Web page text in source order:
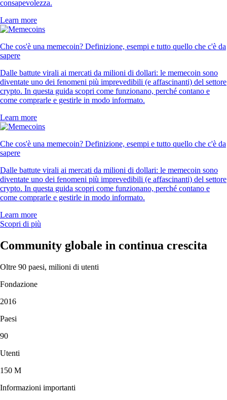
consapevolezza.
Learn more
Che cos'è una memecoin? Definizione, esempi e tutto quello che c'è da
sapere
Dalle battute virali ai mercati da milioni di dollari: le memecoin sono
diventate uno dei fenomeni più imprevedibili (e affascinanti) del settore
crypto. In questa guida scopri come funzionano, perché contano e
come comprarle e gestirle in modo informato.
Learn more
Che cos'è una memecoin? Definizione, esempi e tutto quello che c'è da
sapere
Dalle battute virali ai mercati da milioni di dollari: le memecoin sono
diventate uno dei fenomeni più imprevedibili (e affascinanti) del settore
crypto. In questa guida scopri come funzionano, perché contano e
come comprarle e gestirle in modo informato.
Learn more
Scopri di più
Community globale in continua crescita
Oltre 90 paesi, milioni di utenti
Fondazione
2016
Paesi
90
Utenti
150 M
Informazioni importanti